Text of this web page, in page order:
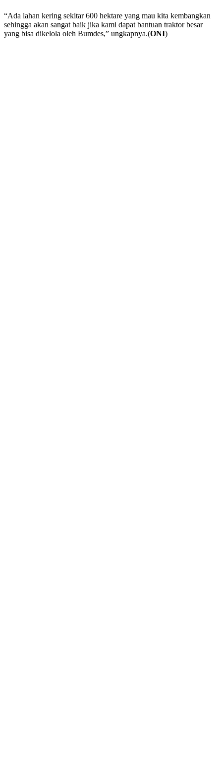
“Ada lahan kering sekitar 600 hektare yang mau kita kembangkan
sehingga akan sangat baik jika kami dapat bantuan traktor besar
yang bisa dikelola oleh Bumdes,” ungkapnya.(ONI)